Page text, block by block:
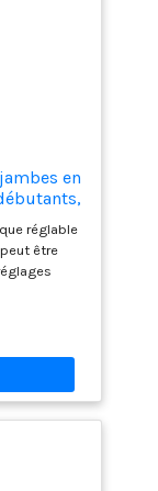
en
réglable
être
pouces, ce
la plupart
chaque
pour
cadeau]: